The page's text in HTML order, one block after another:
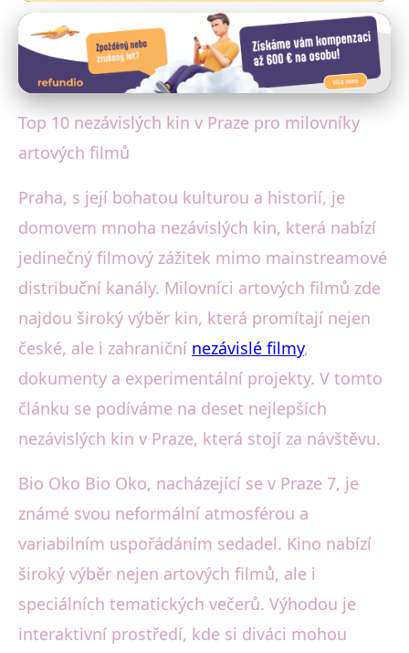
Filmová Praha
Top 10 Nezávislých Kin v
Praze: Ráj Pro Milovníky
Artových Filmů
Top 10 nezávislých kin v Praze pro milovníky
artových filmů
Praha, s její bohatou kulturou a historií, je
domovem mnoha nezávislých kin, která nabízí
jedinečný filmový zážitek mimo mainstreamové
distribuční kanály. Milovníci artových filmů zde
najdou široký výběr kin, která promítají nejen
české, ale i zahraniční nezávislé filmy,
dokumenty a experimentální projekty. V tomto
článku se podíváme na deset nejlepších
nezávislých kin v Praze, která stojí za návštěvu.
Bio Oko Bio Oko, nacházející se v Praze 7, je
známé svou neformální atmosférou a
variabilním uspořádáním sedadel. Kino nabízí
široký výběr nejen artových filmů, ale i
speciálních tematických večerů. Výhodou je
interaktivní prostředí, kde si diváci mohou